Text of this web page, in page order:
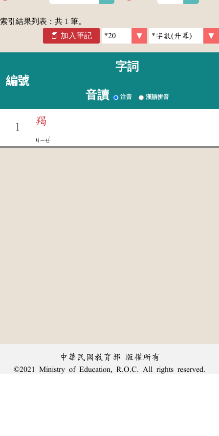
索引結果列表：共 1 筆。
加入筆記
編號
字詞
音讀 注音 漢語拼音
1
羯
ㄐㄧㄝ
ˊ
中華民國教育部 版權所有
©2021 Ministry of Education, R.O.C. All rights reserved.